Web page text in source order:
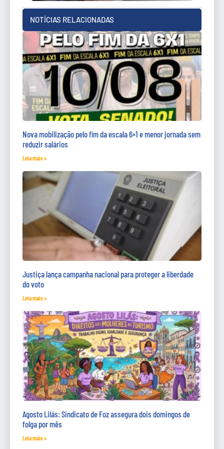
NOTÍCIAS RELACIONADAS
Nova mobilização pelo fim da escala 6×1 e menor jornada sem
reduzir salários
Leia mais »
Justiça lança campanha nacional para proteger a liberdade
do voto
Leia mais »
Agosto Lilás: Sindicato de Foz assegura dois domingos de
folga por mês
Leia mais »